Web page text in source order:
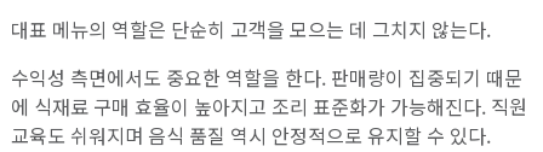
대표 메뉴의 역할은 단순히 고객을 모으는 데 그치지 않는다.
수익성 측면에서도 중요한 역할을 한다. 판매량이 집중되기 때문
에 식재료 구매 효율이 높아지고 조리 표준화가 가능해진다. 직원
교육도 쉬워지며 음식 품질 역시 안정적으로 유지할 수 있다.